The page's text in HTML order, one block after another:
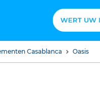
WERT UW
Casablanca Oasis